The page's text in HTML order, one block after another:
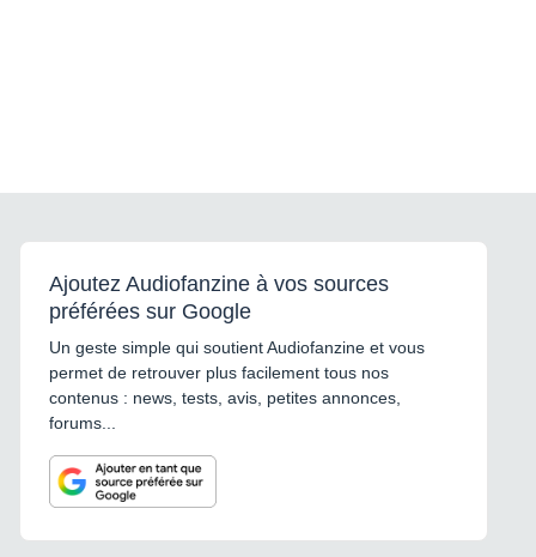
Ajoutez Audiofanzine à vos sources
préférées sur Google
Un geste simple qui soutient Audiofanzine et vous
permet de retrouver plus facilement tous nos
contenus : news, tests, avis, petites annonces,
forums...